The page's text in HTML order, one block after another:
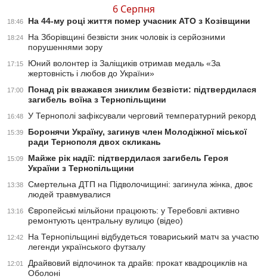
6 Серпня
18:46 На 44-му році життя помер учасник АТО з Козівщини
18:24
На Зборівщині безвісти зник чоловік із серйозними
порушеннями зору
17:15
Юний волонтер із Заліщиків отримав медаль «За
жертовність і любов до України»
17:00
Понад рік вважався зниклим безвісти: підтвердилася
загибель воїна з Тернопільщини
16:48 У Тернополі зафіксували черговий температурний рекорд
15:39
Боронячи Україну, загинув член Молодіжної міської
ради Тернополя двох скликань
15:09
Майже рік надії: підтвердилася загибель Героя
України з Тернопільщини
13:38
Смертельна ДТП на Підволочищині: загинула жінка, двоє
людей травмувалися
13:16
Європейські мільйони працюють: у Теребовлі активно
ремонтують центральну вулицю (відео)
12:42
На Тернопільщині відбудеться товариський матч за участю
легенди українського футзалу
12:01
Драйвовий відпочинок та драйв: прокат квадроциклів на
Оболоні